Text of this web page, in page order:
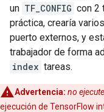
un TF_CONFIG con 2
práctica, crearía
puerto externos, y
trabajador de forma
index tareas.
Advertencia: no
ejecución de TensorFlow